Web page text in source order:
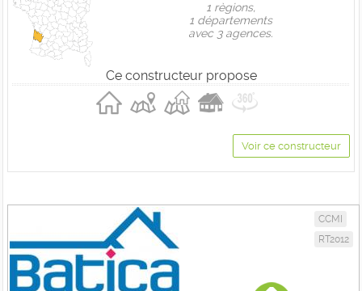
1 règions,
1 départements
avec 3 agences.
Ce constructeur propose
Voir ce constructeur
CCMI
RT2012